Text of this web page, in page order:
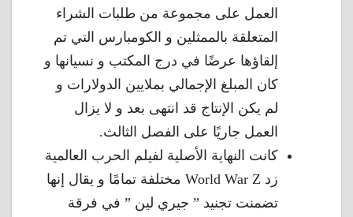
العمل على مجموعة من طلبات الشراء
المتعلقة بالممثلين و الكومبارس التي تم
إلقاؤها عرضًا في درج المكتب و نسيانها و
كان المبلغ الإجمالي بملايين الدولارات و
لم يكن الإنتاج قد انتهى بعد و لا يزال
العمل جاريًا على الفصل الثالث.
كانت النهاية الأصلية لفيلم الحرب العالمية
زد World War Z مختلفة تمامًا و يقال إنها
تضمنت تجنيد ” جيري لين ” في فرقة